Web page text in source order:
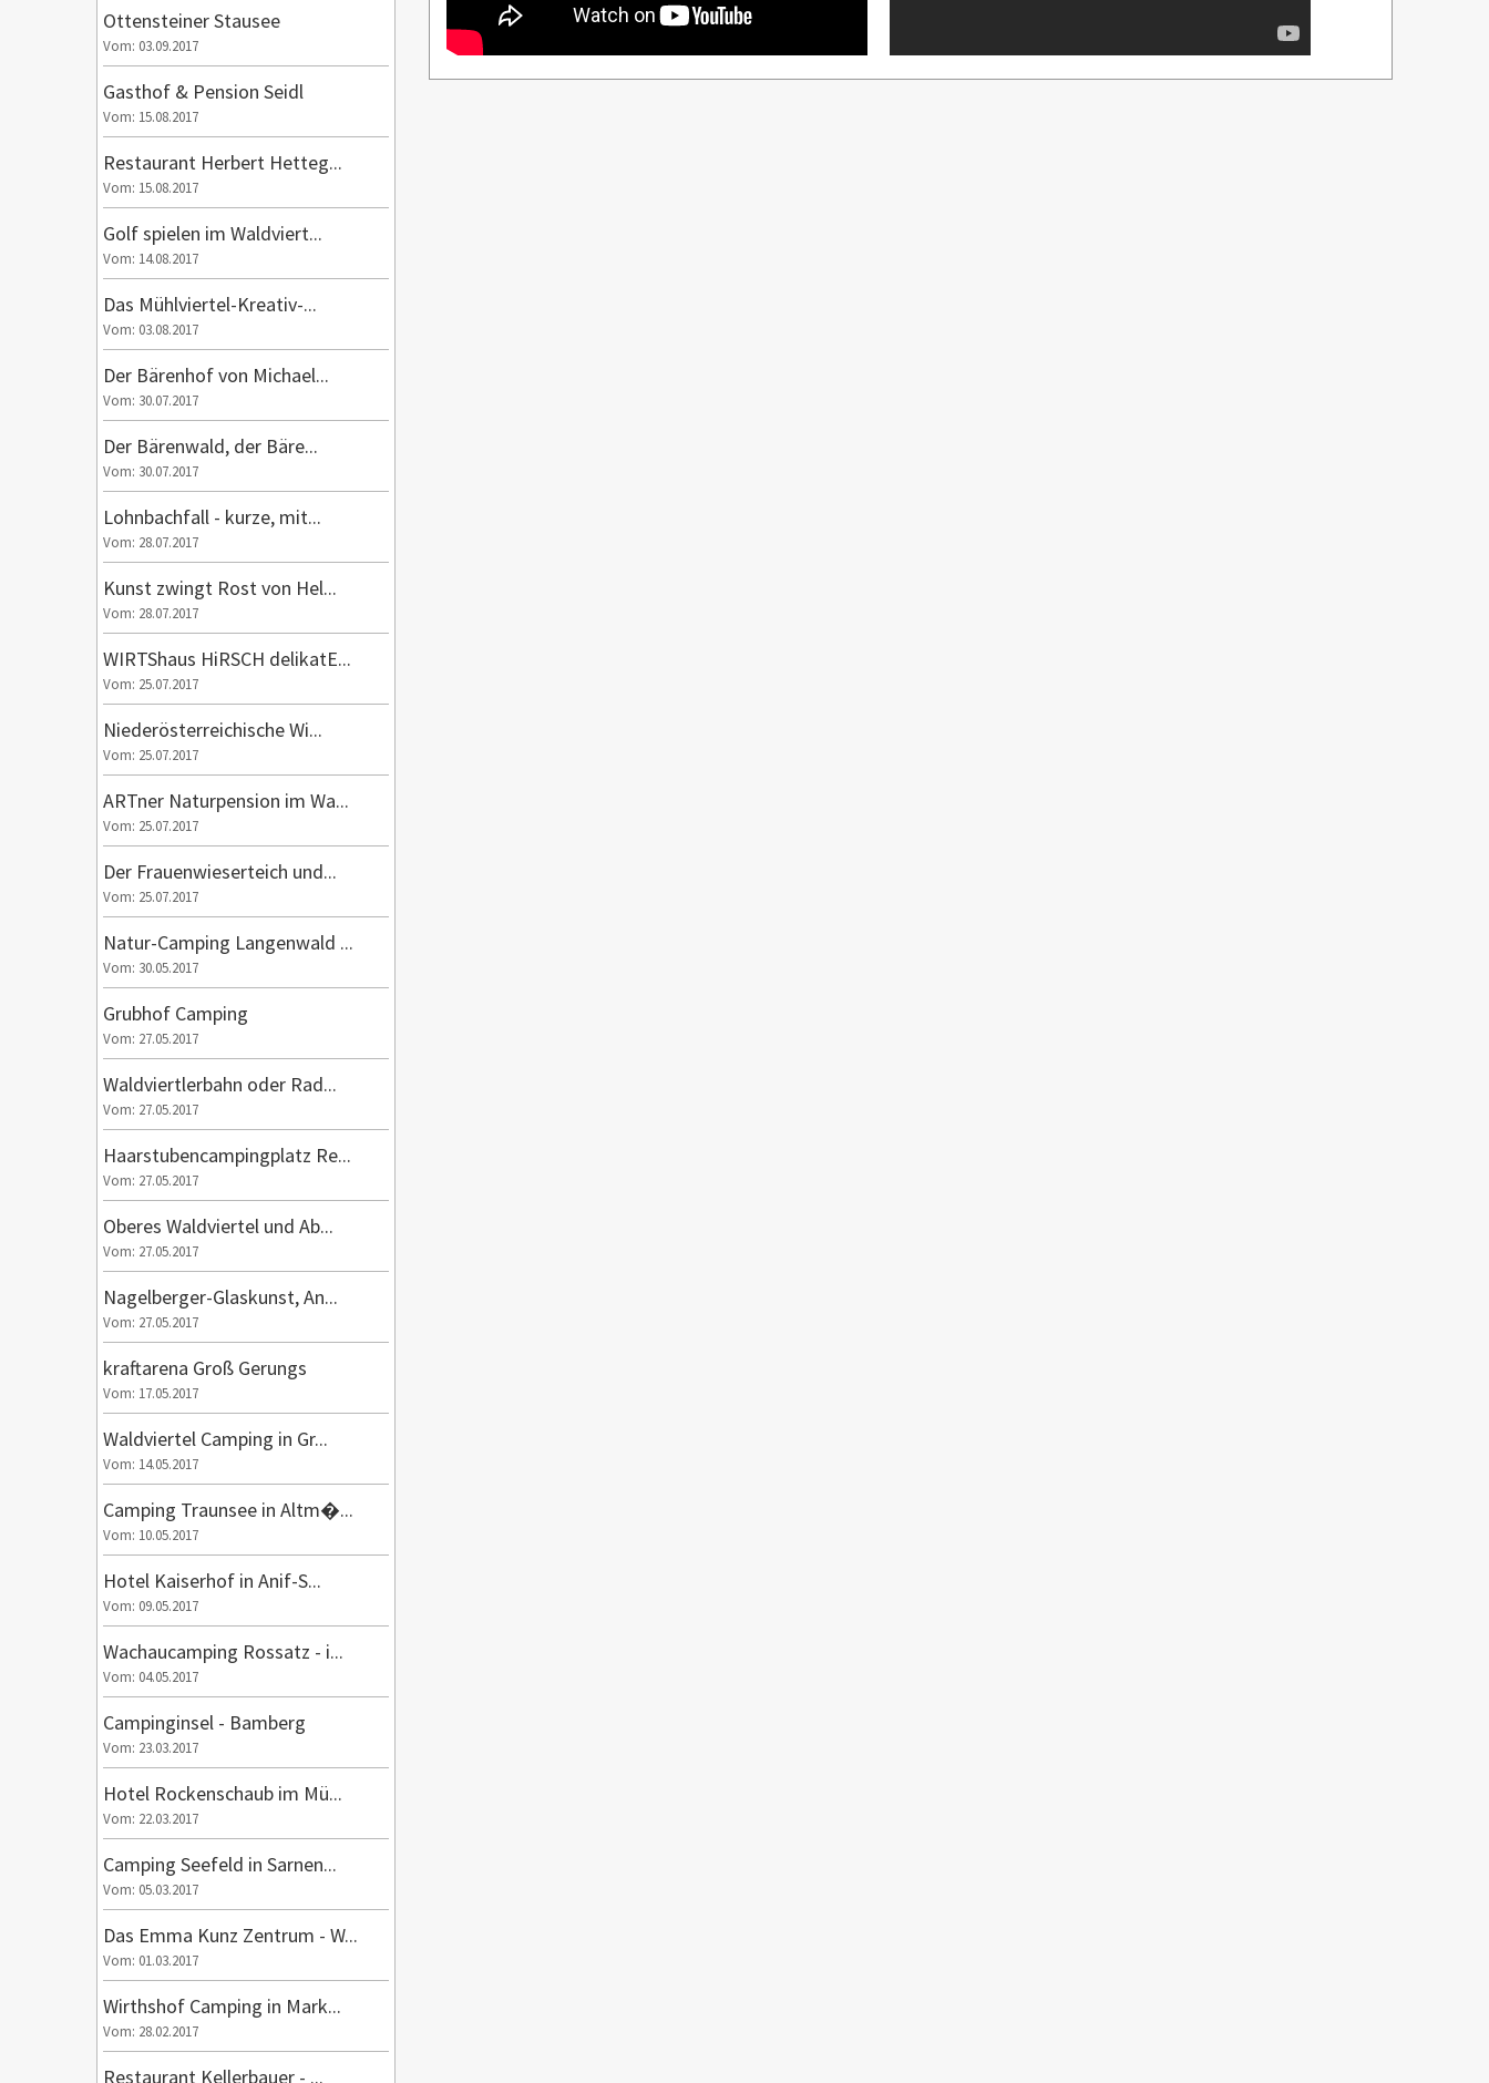
Ottensteiner Stausee
Vom: 03.09.2017
Gasthof & Pension Seidl
Vom: 15.08.2017
Restaurant Herbert Hetteg...
Vom: 15.08.2017
Golf spielen im Waldviert...
Vom: 14.08.2017
Das Mühlviertel-Kreativ-...
Vom: 03.08.2017
Der Bärenhof von Michael...
Vom: 30.07.2017
Der Bärenwald, der Bäre...
Vom: 30.07.2017
Lohnbachfall - kurze, mit...
Vom: 28.07.2017
Kunst zwingt Rost von Hel...
Vom: 28.07.2017
WIRTShaus HiRSCH delikatE...
Vom: 25.07.2017
Niederösterreichische Wi...
Vom: 25.07.2017
ARTner Naturpension im Wa...
Vom: 25.07.2017
Der Frauenwieserteich und...
Vom: 25.07.2017
Natur-Camping Langenwald ...
Vom: 30.05.2017
Grubhof Camping
Vom: 27.05.2017
Waldviertlerbahn oder Rad...
Vom: 27.05.2017
Haarstubencampingplatz Re...
Vom: 27.05.2017
Oberes Waldviertel und Ab...
Vom: 27.05.2017
Nagelberger-Glaskunst, An...
Vom: 27.05.2017
kraftarena Groß Gerungs
Vom: 17.05.2017
Waldviertel Camping in Gr...
Vom: 14.05.2017
Camping Traunsee in Altm�...
Vom: 10.05.2017
Hotel Kaiserhof in Anif-S...
Vom: 09.05.2017
Wachaucamping Rossatz - i...
Vom: 04.05.2017
Campinginsel - Bamberg
Vom: 23.03.2017
Hotel Rockenschaub im Mü...
Vom: 22.03.2017
Camping Seefeld in Sarnen...
Vom: 05.03.2017
Das Emma Kunz Zentrum - W...
Vom: 01.03.2017
Wirthshof Camping in Mark...
Vom: 28.02.2017
Restaurant Kellerbauer - ...